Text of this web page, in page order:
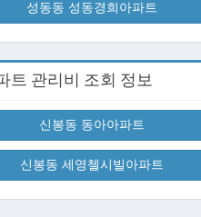
성동동 성동경희아파트
트 관리비 조회 정보
신봉동 동아아파트
신봉동 세영첼시빌아파트